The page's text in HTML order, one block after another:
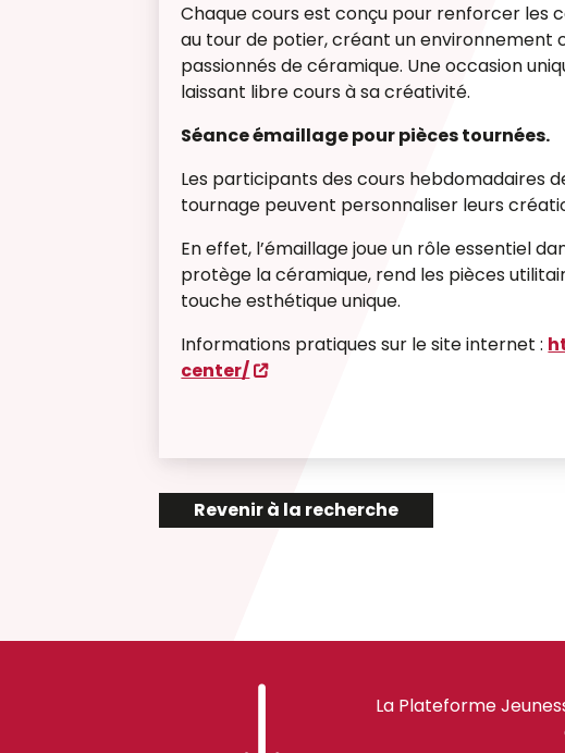
Chaque cours est conçu pour renforcer les
au tour de potier, créant un environnement
passionnés de céramique. Une occasion
laissant libre cours à sa créativité.
Séance émaillage pour pièces tournées.
Les participants des cours hebdomadaires
tournage peuvent personnaliser leurs
En effet, l’émaillage joue un rôle essentiel
protège la céramique, rend les pièces
touche esthétique unique.
Informations pratiques sur le site internet :
center/
Revenir à la recherche
La Plateforme